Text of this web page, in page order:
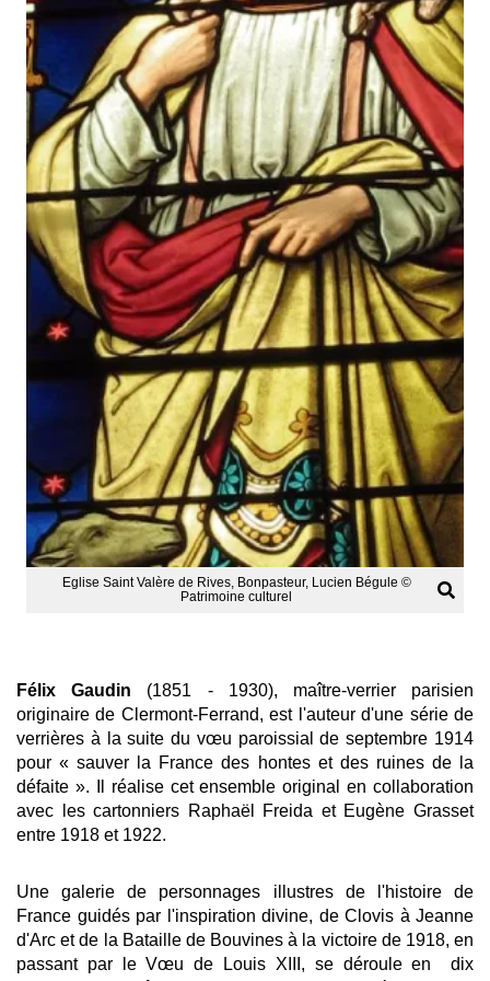
Eglise Saint Valère de Rives, Bonpasteur, Lucien Bégule ©
Patrimoine culturel
Félix Gaudin (1851 - 1930), maître-verrier parisien
originaire de Clermont-Ferrand, est l'auteur d'une série de
verrières à la suite du vœu paroissial de septembre 1914
pour « sauver la France des hontes et des ruines de la
défaite ». Il réalise cet ensemble original en collaboration
avec les cartonniers Raphaël Freida et Eugène Grasset
entre 1918 et 1922.
Une galerie de personnages illustres de l'histoire de
France guidés par l'inspiration divine, de Clovis à Jeanne
d'Arc et de la Bataille de Bouvines à la victoire de 1918, en
passant par le Vœu de Louis XIII, se déroule en dix